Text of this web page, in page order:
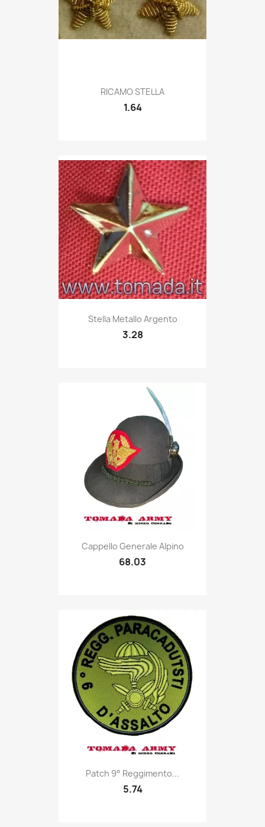
Quick view
RICAMO STELLA
1.64
Quick view
Stella Metallo Argento
3.28
Quick view
Cappello Generale Alpino
68.03
Quick view
Patch 9° Reggimento...
5.74